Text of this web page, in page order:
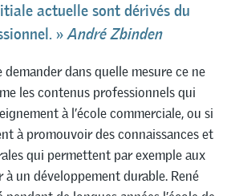
actuelle sont dérivés du
»André Zbinden
dans quelle mesure ce ne
les contenus professionnels qui
à l’école commerciale, ou si
à promouvoir des connaissances et
qui permettent par exemple aux
un développement durable. René